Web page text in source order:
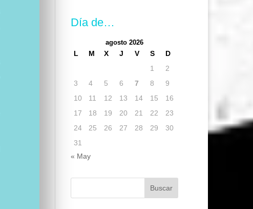
Día de…
agosto 2026
L M X J V S
D
1
2
3
4 5 6 7 8
9
10
11 12 13 14 15
16
17
18 19 20 21 22
23
24
25 26 27 28 29
30
31
« May
Buscar: